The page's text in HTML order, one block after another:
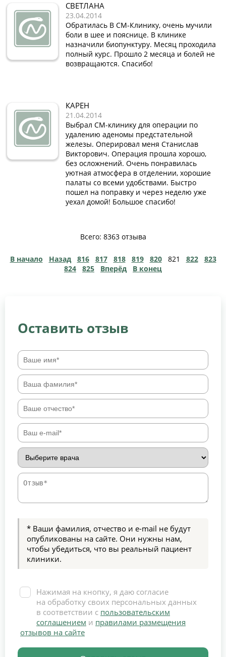
СВЕТЛАНА
23.04.2014
Обратилась В СМ-Клинику, очень мучили
боли в шее и пояснице. В клинике
назначили биопунктуру. Месяц проходила
полный курс. Прошло 2 месяца и болей не
возвращаются. Спасибо!
КАРЕН
21.04.2014
Выбрал СМ-клинику для операции по
удалению аденомы предстательной
железы. Оперировал меня Станислав
Викторович. Операция прошла хорошо,
без осложнений. Очень понравилась
уютная атмосфера в отделении, хорошие
палаты со всеми удобствами. Быстро
пошел на поправку и через неделю уже
уехал домой! Большое спасибо!
Всего: 8363 отзыва
В начало Назад 816 817 818 819 820 821 822
823
824
825 Вперёд В конец
Оставить отзыв
* Ваши фамилия, отчество и e-mail не будут
опубликованы на сайте. Они нужны нам,
чтобы убедиться, что вы реальный пациент
клиники.
Нажимая на кнопку, я даю согласие
на обработку своих персональных данных
в соответствии с пользовательским
соглашением и правилами размещения
отзывов на сайте